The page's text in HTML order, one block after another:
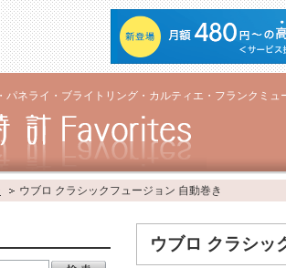
パネライ・ブライトリング・カルティエ・フランクミ
ウブロ クラシックフュージョン 自動巻き
ウブロ クラシッ